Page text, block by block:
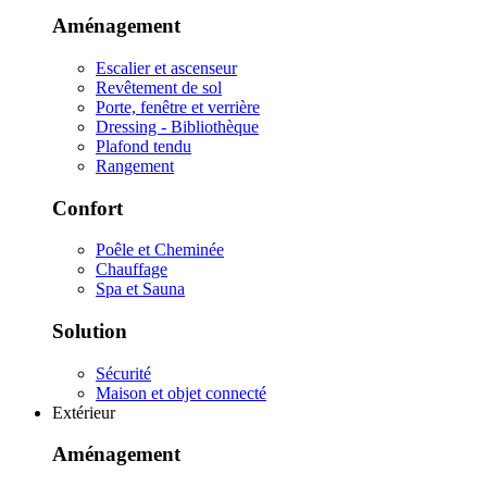
Aménagement
Escalier et ascenseur
Revêtement de sol
Porte, fenêtre et verrière
Dressing - Bibliothèque
Plafond tendu
Rangement
Confort
Poêle et Cheminée
Chauffage
Spa et Sauna
Solution
Sécurité
Maison et objet connecté
Extérieur
Aménagement